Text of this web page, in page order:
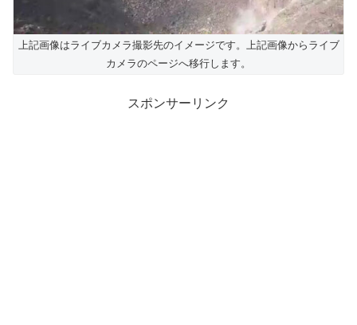
上記画像はライブカメラ撮影先のイメージです。上記画像からライブ
カメラのページへ移行します。
スポンサーリンク